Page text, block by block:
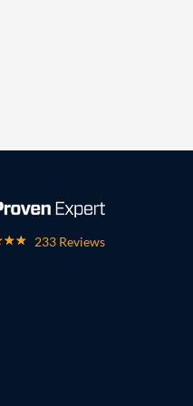
233 Reviews